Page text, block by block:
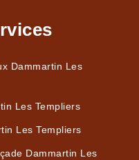
Dammartin Les
Les Templiers
Les Templiers
Dammartin Les